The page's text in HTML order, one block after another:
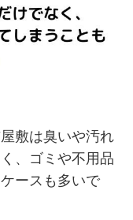
敷は臭いや汚れ
、ゴミや不用品
ースも多いで